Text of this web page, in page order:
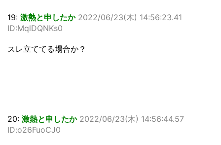
19: 激熱と申したか 2022/06/23(木) 14:56:23.41
ID:MqlDQNKs0
スレ立ててる場合か？
20: 激熱と申したか 2022/06/23(木) 14:56:44.57
ID:o26FuoCJ0